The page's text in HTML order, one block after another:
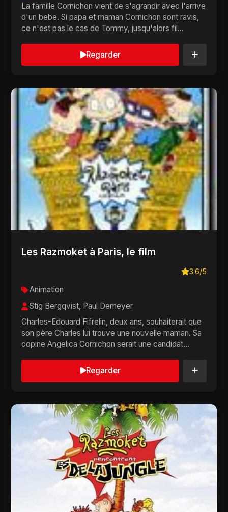
La famille Cornichon vient de s'agrandir avec l'arrive
d'un bebe. Si papa et maman Cornichon sont ravis,
ce n'est pas le cas de Tommy, jusqu'alors fil...
Regarder
Les Razmoket à Paris, le film
3.6/5
Animation
Stig Bergqvist, Paul Demeyer
Charles-Edouard Fifrelin, deux ans, souhaiterait que
son père Charles lui trouve une nouvelle maman. Sa
copine Angelica Cornichon serait une candidat...
Regarder